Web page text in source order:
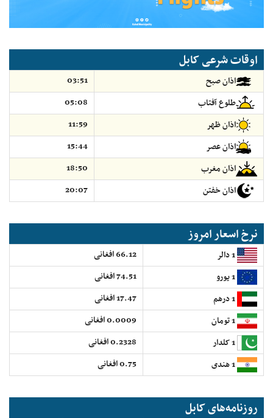
اوقات شرعی کابل
اذان صبح
03:51
طلوع آفتاب
05:08
اذان ظهر
11:59
اذان عصر
15:44
اذان مغرب
18:50
اذان خفتن
20:07
نرخ اسعار امروز
66.12 افغانی
74.51 افغانی
17.47 افغانی
0.0009 افغانی
0.2328 افغانی
0.75 افغانی
روزنامه‌های کابل